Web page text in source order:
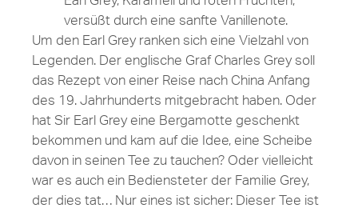
versüßt durch eine sanfte Vanillenote.
Um den Earl Grey ranken sich eine Vielzahl von
Legenden. Der englische Graf Charles Grey soll
das Rezept von einer Reise nach China Anfang
des 19. Jahrhunderts mitgebracht haben. Oder
hat Sir Earl Grey eine Bergamotte geschenkt
bekommen und kam auf die Idee, eine Scheibe
davon in seinen Tee zu tauchen? Oder vielleicht
war es auch ein Bediensteter der Familie Grey,
der dies tat… Nur eines ist sicher: Dieser Tee ist